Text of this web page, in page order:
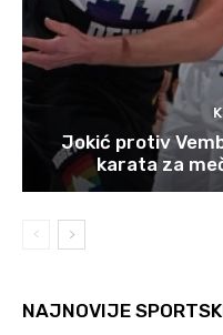
Jokić protiv
karata za
NAJNOVIJE